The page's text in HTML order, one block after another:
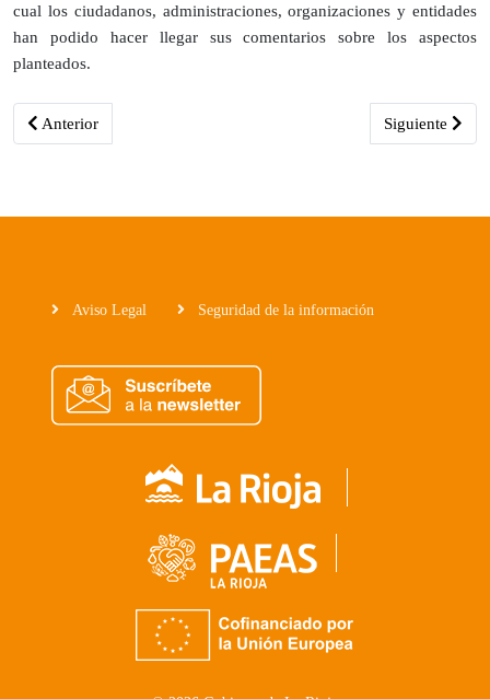
cual los ciudadanos, administraciones, organizaciones y entidades
han podido hacer llegar sus comentarios sobre los aspectos
planteados.
Artículo anterior: La Rioja dispone de más de 650 kilómetros de
Anterior Artículo
Siguiente
Aviso Legal Seguridad de la información